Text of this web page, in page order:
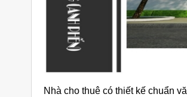
Nhà cho thuê có thiết kế chuẩn